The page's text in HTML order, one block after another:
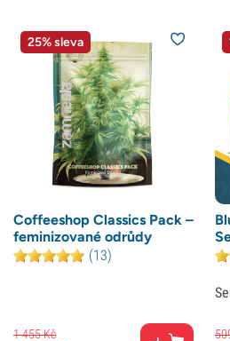
25% sleva
Coffeeshop Classics Pack –
feminizované odrůdy
(13)
1 455Kč